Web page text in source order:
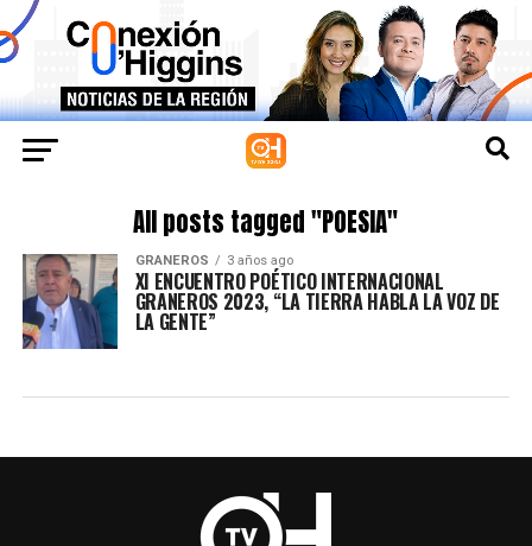
All posts tagged "POESIA"
GRANEROS 3 años ago
XI ENCUENTRO POÉTICO INTERNACIONAL
GRANEROS 2023, “LA TIERRA HABLA LA VOZ DE
LA GENTE”